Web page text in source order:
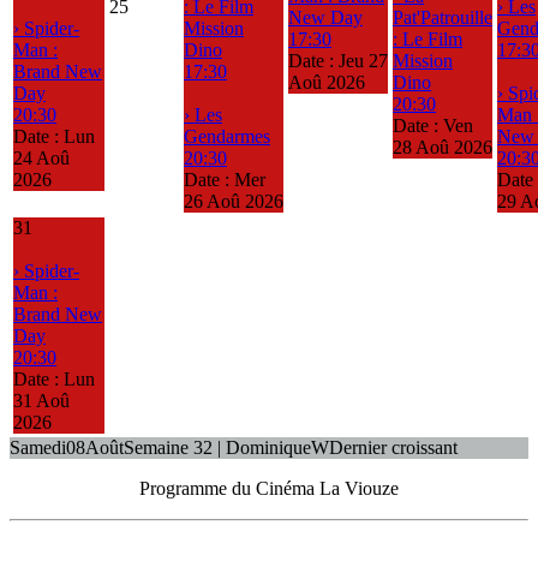
› Spider-
Man :
Brand New
Day
20:30
Date : Lun
24 Aoû
2026
25
: Le Film
Mission
Dino
17:30
› Les
Gendarmes
20:30
Date : Mer
26 Aoû 2026
New Day
17:30
Date : Jeu 27
Aoû 2026
Pat'Patrouille
: Le Film
Mission
Dino
20:30
Date : Ven
28 Aoû 2026
› Les
›
Man
New
29
31
› Spider-
Man :
Brand New
Day
20:30
Date : Lun
31 Aoû
2026
Samedi08AoûtSemaine 32 | DominiqueWDernier croissant
Programme du Cinéma La Viouze